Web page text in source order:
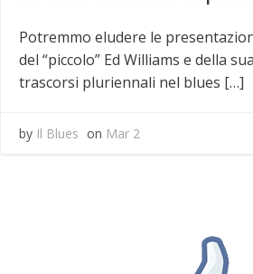
Potremmo eludere le
del “piccolo” Ed Williams e della
trascorsi pluriennali nel blues […]
by Il Blues on Mar 2